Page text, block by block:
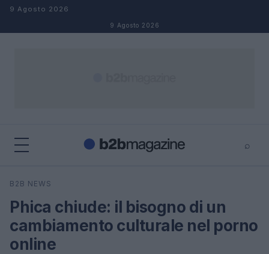
Salta al contenuto
9 Agosto 2026
9 Agosto 2026
⌕
Cerca
B2B NEWS
Phica chiude: il bisogno di un
cambiamento culturale nel porno
online